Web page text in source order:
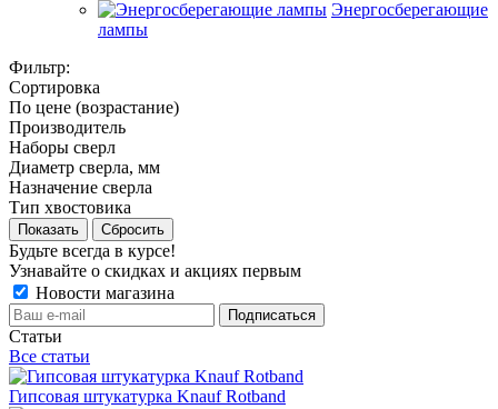
Энергосберегающие
лампы
Фильтр:
Сортировка
По цене (возрастание)
Производитель
Наборы сверл
Диаметр сверла, мм
Назначение сверла
Тип хвостовика
Показать Сбросить
Будьте всегда в курсе!
Узнавайте о скидках и акциях первым
Новости магазина
Статьи
Все статьи
Гипсовая штукатурка Knauf Rotband